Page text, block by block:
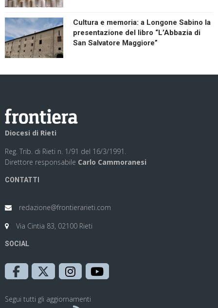
Cultura e memoria: a Longone Sabino la
presentazione del libro “L’Abbazia di
San Salvatore Maggiore”
Diocesi di Rieti
Reg. Trib. di Rieti n. 1/91 del 16/3/1991.
Direttore responsabile Carlo Cammoranesi
CONTATTI
redazione@frontierarieti.com
Via Cintia 83, 02100 Rieti
SOCIAL
Segui tutti gli aggiornamenti